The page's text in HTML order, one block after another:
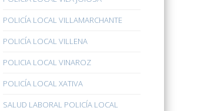
POLICÍA LOCAL VILLAMARCHANTE
POLICÍA LOCAL VILLENA
POLICIA LOCAL VINAROZ
POLICÍA LOCAL XATIVA
SALUD LABORAL POLICÍA LOCAL